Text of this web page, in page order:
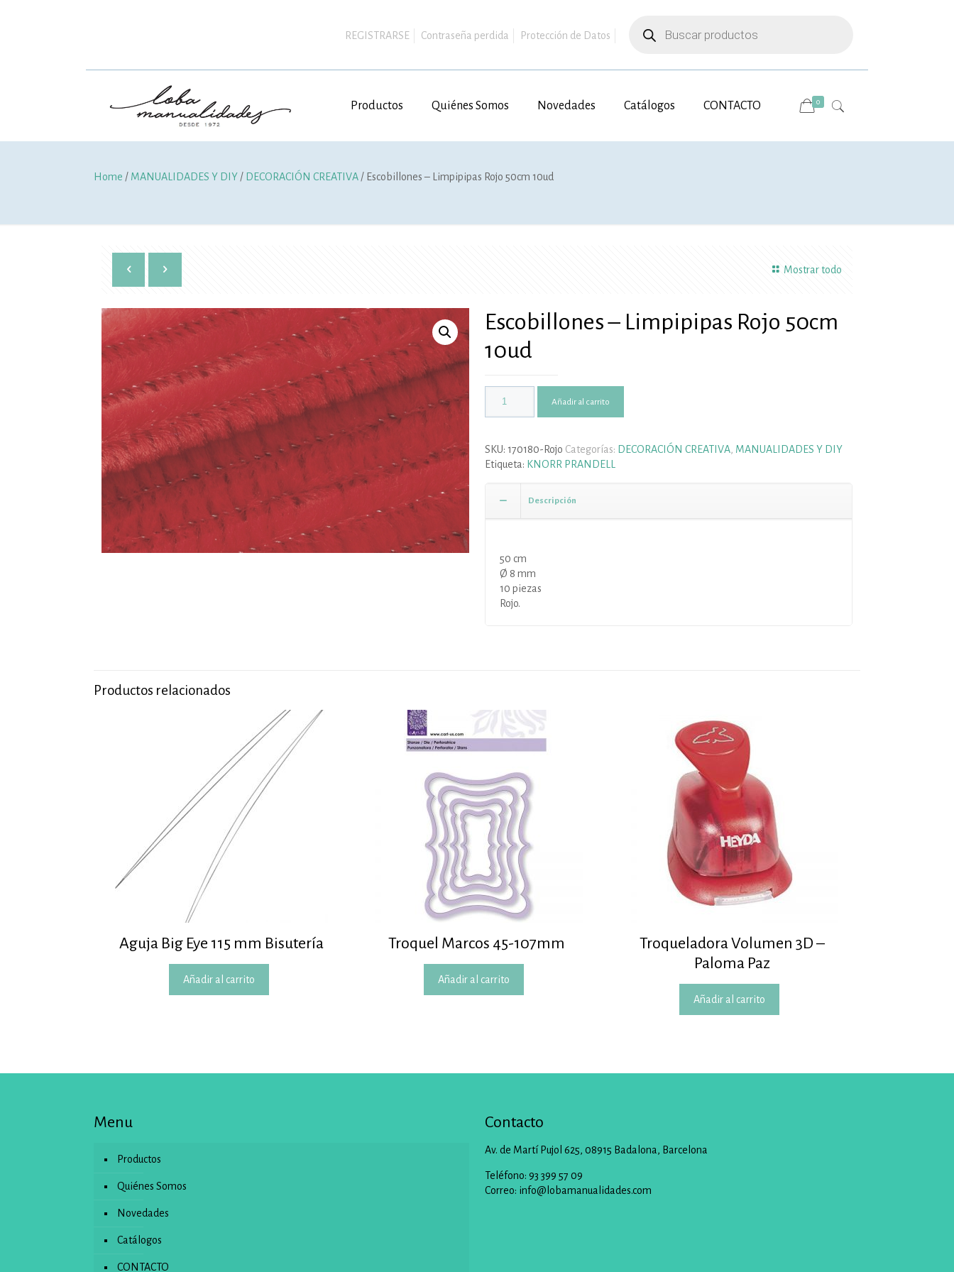
REGISTRARSE Contraseña perdida Protección de Datos
productos
Productos Quiénes Somos Novedades Catálogos CONTACTO 0
Home / MANUALIDADES Y DIY / DECORACIÓN CREATIVA / Escobillones – Limpipipas Rojo 50cm 10ud
Mostrar todo
Escobillones – Limpipipas Rojo 50cm
10ud
Añadir al carrito
SKU: 170180-Rojo Categorías: DECORACIÓN CREATIVA, MANUALIDADES Y DIY
Etiqueta: KNORR PRANDELL
Descripción
50 cm
Ø 8 mm
10 piezas
Rojo.
Productos relacionados
Aguja Big Eye 115 mm Bisutería
Añadir al carrito
Troquel Marcos 45-107mm
Añadir al carrito
Troqueladora Volumen 3D –
Paloma Paz
Añadir al carrito
Menu
Productos
Quiénes Somos
Novedades
Catálogos
CONTACTO
Contacto
Av. de Martí Pujol 625, 08915 Badalona, Barcelona
Teléfono: 93 399 57 09
Correo: info@lobamanualidades.com